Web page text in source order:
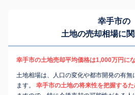
幸手市の
土地の売却相場に
幸手市の土地売却平均価格は1,000万円にな
土地相場は、人口の変化や都市開発の有無
ます。
幸手市の土地の将来性を把握する